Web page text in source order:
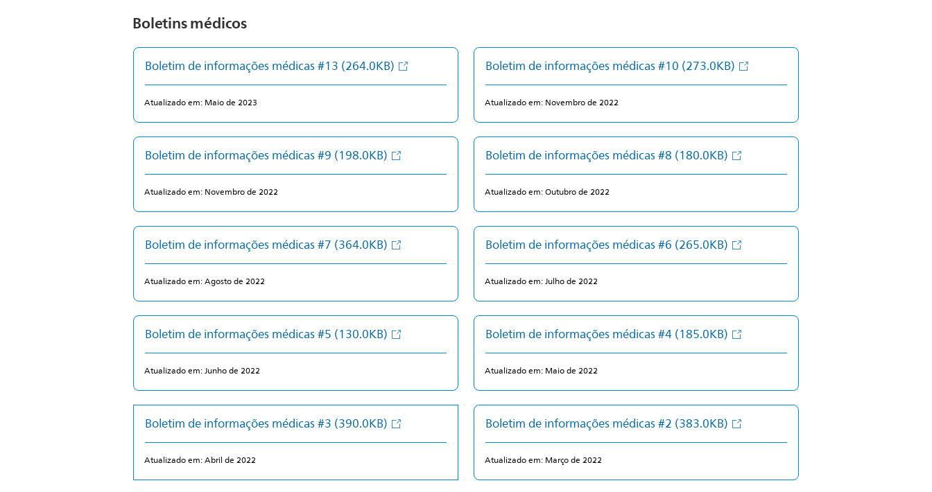
Boletins médicos
Boletim de informações médicas #13 (264.0KB)
Atualizado em: Maio de 2023
Boletim de informações médicas #10 (273.0KB)
Atualizado em: Novembro de 2022
Boletim de informações médicas #9 (198.0KB)
Atualizado em: Novembro de 2022
Boletim de informações médicas #8 (180.0KB)
Atualizado em: Outubro de 2022
Boletim de informações médicas #7 (364.0KB)
Atualizado em: Agosto de 2022
Boletim de informações médicas #6 (265.0KB)
Atualizado em: Julho de 2022
Boletim de informações médicas #5 (130.0KB)
Atualizado em: Junho de 2022
Boletim de informações médicas #4(185.0KB)
Atualizado em: Maio de 2022
Boletim de informações médicas #3 (390.0KB)
Atualizado em: Abril de 2022
Boletim de informações médicas #2 (383.0KB)
Atualizado em: Março de 2022